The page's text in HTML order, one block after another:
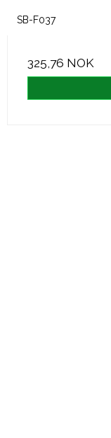
SB-F037
325,76 NOK